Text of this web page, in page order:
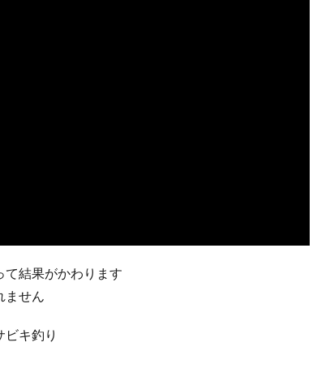
て結果がかわります
せん
キ釣り